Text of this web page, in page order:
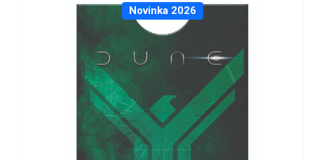
Novinka 2026